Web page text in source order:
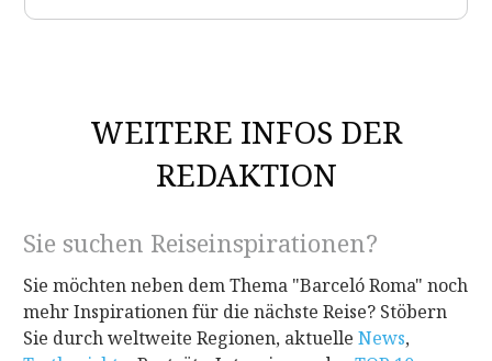
WEITERE INFOS DER
REDAKTION
Sie suchen Reiseinspirationen?
Sie möchten neben dem Thema "Barceló Roma" noch
mehr Inspirationen für die nächste Reise? Stöbern
Sie durch weltweite Regionen, aktuelle News,